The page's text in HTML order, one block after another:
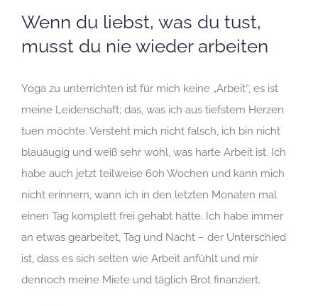
Wenn du liebst, was du tust,
musst du nie wieder arbeiten
Yoga zu unterrichten ist für mich keine „Arbeit“, es ist
meine Leidenschaft; das, was ich aus tiefstem Herzen
tuen möchte. Versteht mich nicht falsch, ich bin nicht
blauäugig und weiß sehr wohl, was harte Arbeit ist. Ich
habe auch jetzt teilweise 60h Wochen und kann mich
nicht erinnern, wann ich in den letzten Monaten mal
einen Tag komplett frei gehabt hätte. Ich habe immer
an etwas gearbeitet, Tag und Nacht – der Unterschied
ist, dass es sich selten wie Arbeit anfühlt und mir
dennoch meine Miete und täglich Brot finanziert.